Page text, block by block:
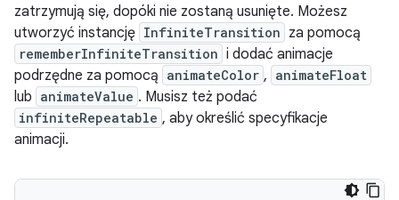
zatrzymują się, dopóki nie zostaną usunięte. Możesz
utworzyć instancję InfiniteTransition za pomocą
rememberInfiniteTransition i dodać animacje
podrzędne za pomocą animateColor , animateFloat
lub animateValue . Musisz też podać
infiniteRepeatable , aby określić specyfikacje
animacji.